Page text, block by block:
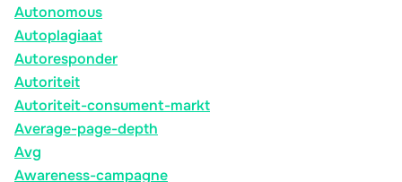
Autonomous
Autoplagiaat
Autoresponder
Autoriteit
Autoriteit-consument-markt
Average-page-depth
Avg
Awareness-campagne